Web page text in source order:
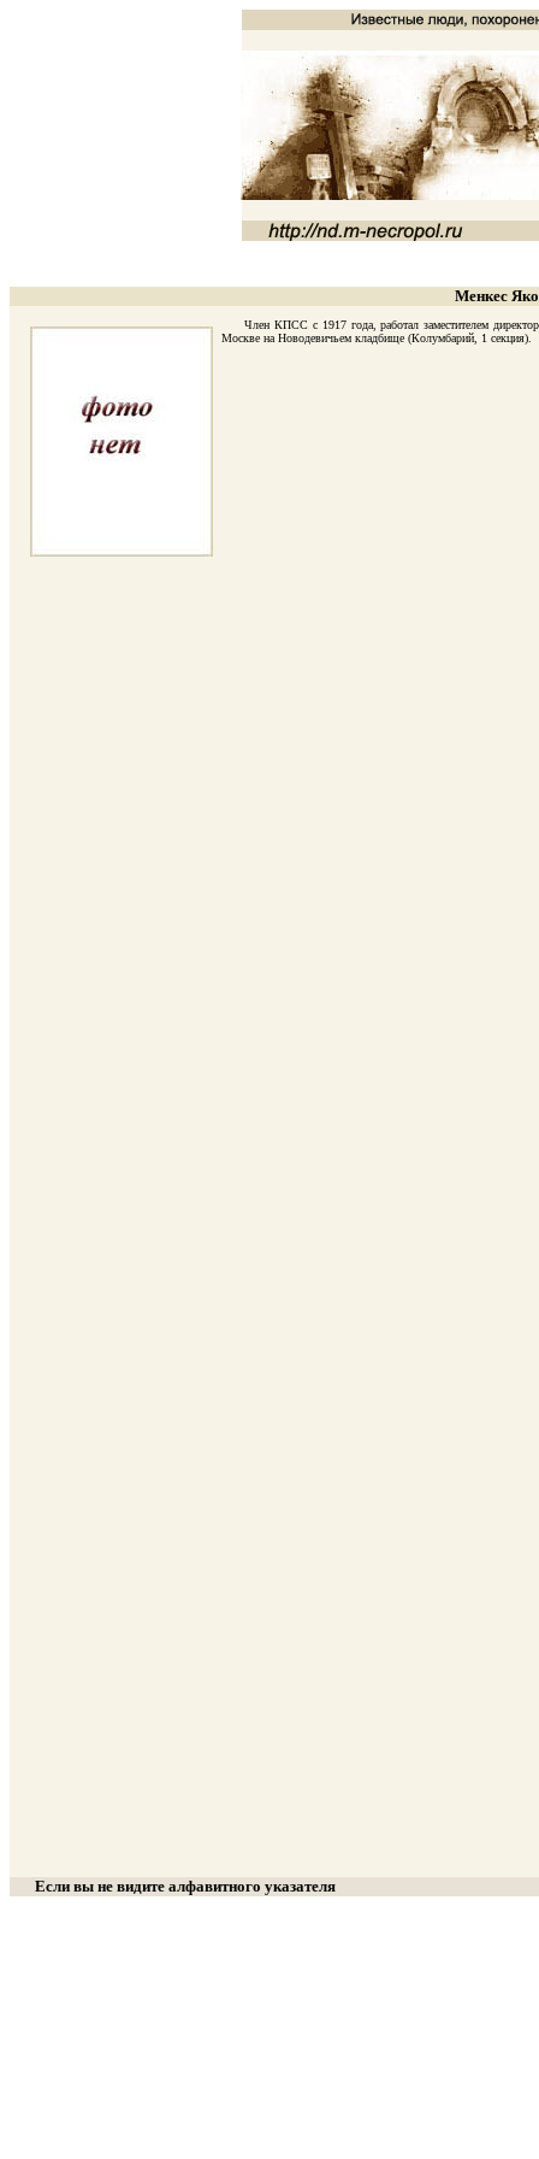
Менкес
Член КПСС с 1917 года, работал заместителем директора
Москве на Новодевичьем кладбище (Колумбарий, 1 секция).
Если вы не видите алфавитного указателя